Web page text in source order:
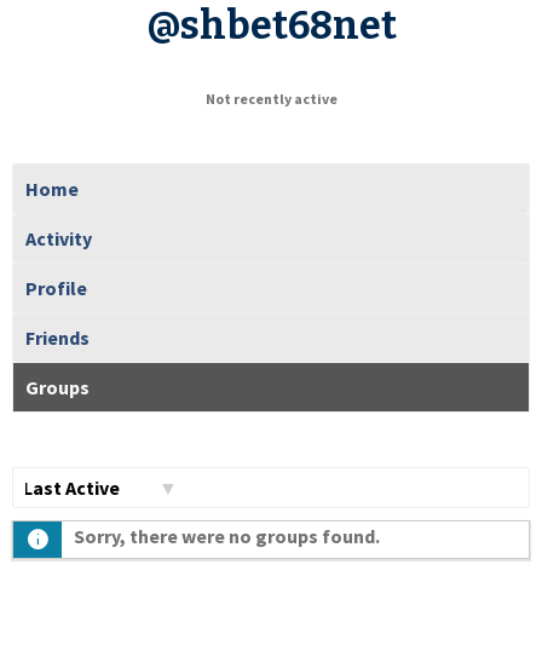
@shbet68net
Not recently active
Home
Activity
Profile
Friends
Groups
по:
Sorry, there were no groups found.